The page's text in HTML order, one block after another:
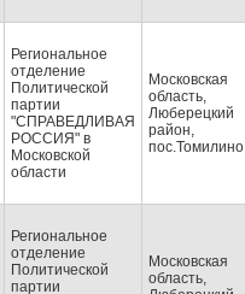
Региональное
отделение
Политической
партии
"СПРАВЕДЛИВАЯ
РОССИЯ" в
Московской
области
Московская
область,
Люберецкий
район,
пос.Томилино
Региональное
отделение
Политической
партии
Московская
область,